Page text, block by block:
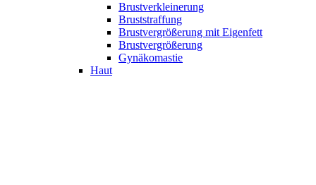
Brustverkleinerung
Bruststraffung
Brustvergrößerung mit Eigenfett
Brustvergrößerung
Gynäkomastie
Haut